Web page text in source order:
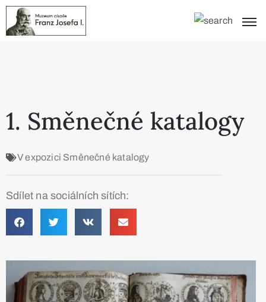
1. Směnečné katalogy
V expozici Směnečné katalogy
Sdílet na sociálních sítích: